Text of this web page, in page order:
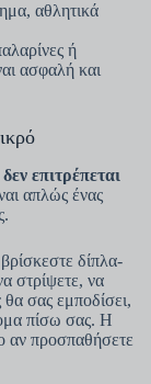
αθλητικά
ή
ασφαλή και
δεν επιτρέπεται
απλώς ένας
δίπλα-
στρίψετε, να
σας εμποδίσει,
πίσω σας. Η
αν προσπαθήσετε